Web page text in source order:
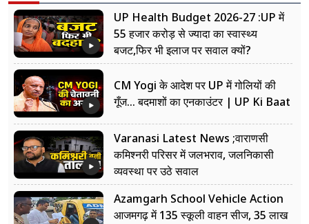
UP Health Budget 2026-27 :UP में
55 हजार करोड़ से ज्यादा का स्वास्थ्य
बजट,फिर भी इलाज पर सवाल क्यों?
CM Yogi के आदेश पर UP में गोलियों की
गूँज... बदमाशों का एनकाउंटर | UP Ki Baat
Varanasi Latest News ;वाराणसी
कमिश्नरी परिसर में जलभराव, जलनिकासी
व्यवस्था पर उठे सवाल
Azamgarh School Vehicle Action
आजमगढ़ में 135 स्कूली वाहन सीज, 35 लाख